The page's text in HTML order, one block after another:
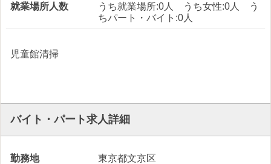
就業場所人数
うち就業場所:0人 うち女性:0人 う
ちパート・バイト:0人
児童館清掃
バイト・パート求人詳細
勤務地 東京都文京区